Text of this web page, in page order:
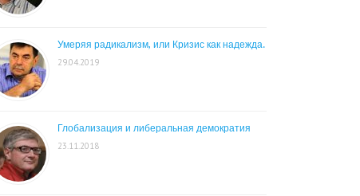
Умеряя радикализм, или Кризис как надежда.
29.04.2019
Глобализация и либеральная демократия
23.11.2018